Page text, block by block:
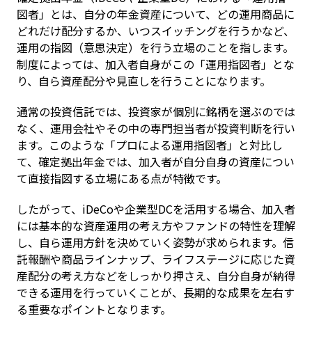
図者」とは、自分の年金資産について、どの運用商品に
どれだけ配分するか、いつスイッチングを行うかなど、
運用の指図（意思決定）を行う立場のことを指します。
制度によっては、加入者自身がこの「運用指図者」とな
り、自ら資産配分や見直しを行うことになります。
通常の投資信託では、投資家が個別に銘柄を選ぶのでは
なく、運用会社やその中の専門担当者が投資判断を行い
ます。このような「プロによる運用指図者」と対比し
て、確定拠出年金では、加入者が自分自身の資産につい
て直接指図する立場にある点が特徴です。
したがって、iDeCoや企業型DCを活用する場合、加入者
には基本的な資産運用の考え方やファンドの特性を理解
し、自ら運用方針を決めていく姿勢が求められます。信
託報酬や商品ラインナップ、ライフステージに応じた資
産配分の考え方などをしっかり押さえ、自分自身が納得
できる運用を行っていくことが、長期的な成果を左右す
る重要なポイントとなります。